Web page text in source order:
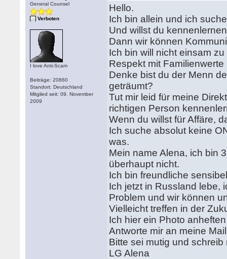
General Counsel
Verboten
I love Anti-Scam
Beiträge: 20860
Standort: Deutschland
Mitglied seit: 09. November
2009
Hello.
Ich bin allein und ich
Und willst du
Dann wir können
Ich bin will nicht einsam
Respekt mit
Denke bist du der Menn
geträumt?
Tut mir leid für meine
richtigen Person
Wenn du willst für Affäre,
Ich suche absolut keine
was.
Mein name Alena, ich bin
überhaupt nicht.
Ich bin freundliche
Ich jetzt in Russland lebe,
Problem und wir können
Vielleicht treffen in der
Ich hier ein Photo
Antworte mir an meine
Bitte sei mutig und
LG Alena